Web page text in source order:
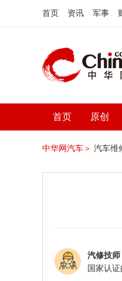
首页 资讯 军事
首页 原创
中华网汽车＞ 汽车维
汽修技师